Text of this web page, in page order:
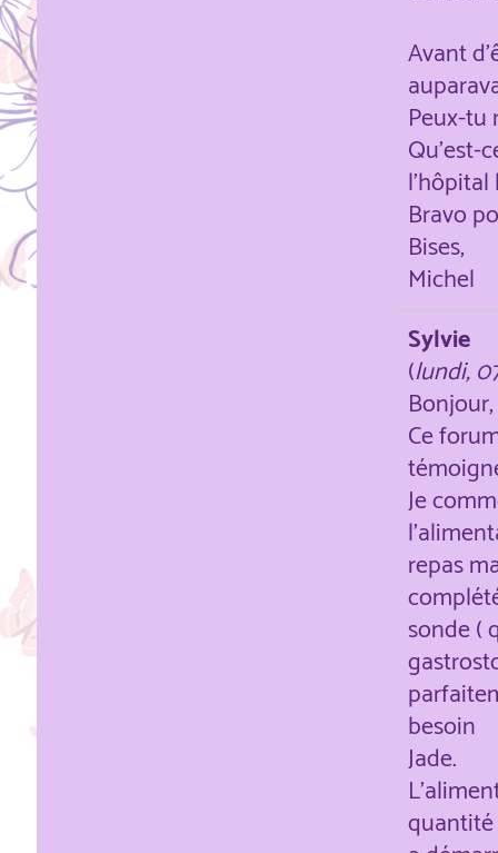
Avant
Peux-tu
Qu'est-
l'hôpital
Bravo
Bises,
Michel
Sylvie
(lundi,
Bonjour,
Ce
Je
repas
sonde (
besoin
Jade.